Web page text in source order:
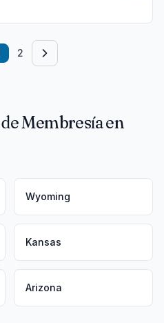
2
Membresía en
Wyoming
Kansas
Arizona